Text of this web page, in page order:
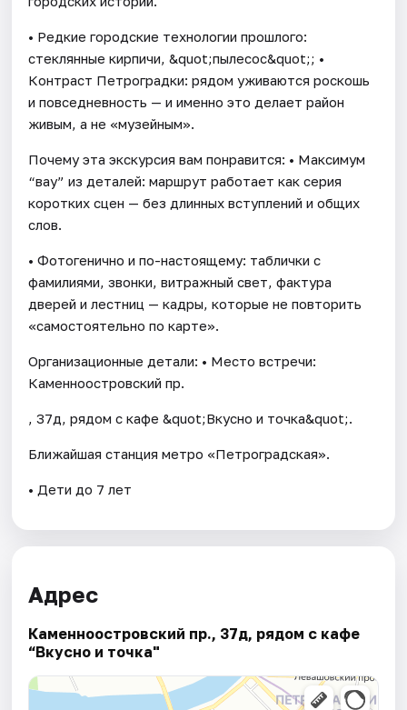
• Редкие городские технологии прошлого:
стеклянные кирпичи, &quot;пылесос&quot;; •
Контраст Петроградки: рядом уживаются роскошь
и повседневность — и именно это делает район
живым, а не «музейным».
Почему эта экскурсия вам понравится: • Максимум
“вау” из деталей: маршрут работает как серия
коротких сцен — без длинных вступлений и общих
слов.
• Фотогенично и по-настоящему: таблички с
фамилиями, звонки, витражный свет, фактура
дверей и лестниц — кадры, которые не повторить
«самостоятельно по карте».
Организационные детали: • Место встречи:
Каменноостровский пр.
, 37д, рядом с кафе &quot;Вкусно и точка&quot;.
Ближайшая станция метро «Петроградская».
• Дети до 7 лет
Адрес
Каменноостровский пр., 37д, рядом с кафе
“Вкусно и точка"